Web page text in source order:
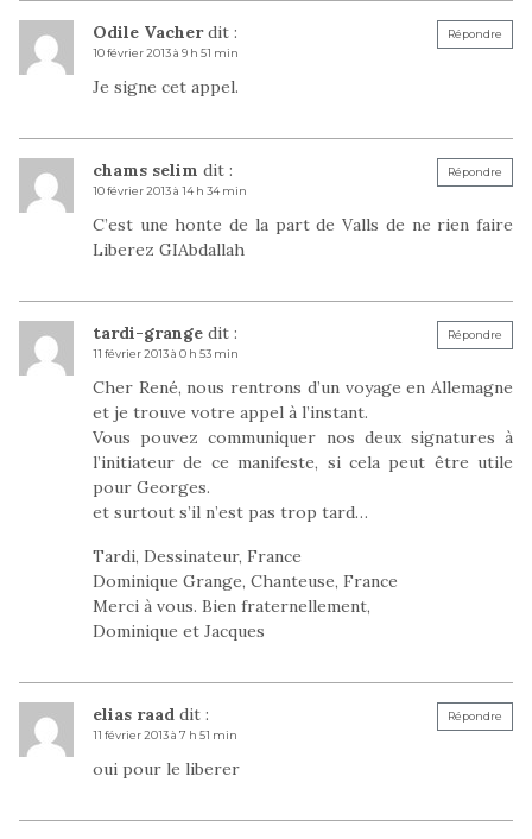
Odile Vacher dit :
10 février 2013 à 9 h 51 min
Je signe cet appel.
Répondre
chams selim dit :
10 février 2013 à 14 h 34 min
C’est une honte de la part de Valls de ne rien faire
Liberez GIAbdallah
Répondre
tardi-grange dit :
11 février 2013 à 0 h 53 min
Cher René, nous rentrons d’un voyage en Allemagne
et je trouve votre appel à l’instant.
Vous pouvez communiquer nos deux signatures à
l’initiateur de ce manifeste, si cela peut être utile
pour Georges.
et surtout s’il n’est pas trop tard…
Tardi, Dessinateur, France
Dominique Grange, Chanteuse, France
Merci à vous. Bien fraternellement,
Dominique et Jacques
Répondre
elias raad dit :
11 février 2013 à 7 h 51 min
oui pour le liberer
Répondre